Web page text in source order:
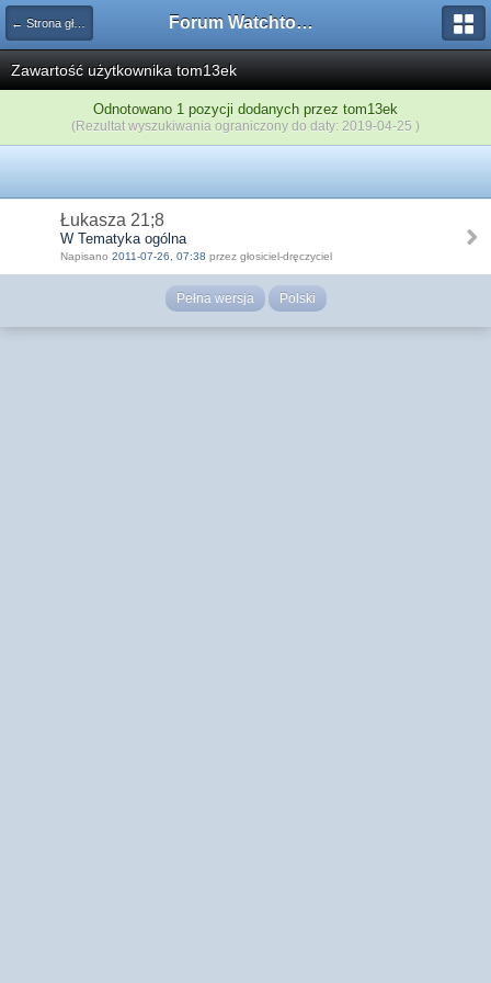
← Strona główna Forum Watchtower
Zawartość użytkownika tom13ek
Odnotowano 1 pozycji dodanych przez tom13ek
(Rezultat wyszukiwania ograniczony do daty: 2019-04-25 )
Łukasza 21;8
W Tematyka ogólna
Napisano 2011-07-26, 07:38 przez głosiciel-dręczyciel
Pełna wersja Polski